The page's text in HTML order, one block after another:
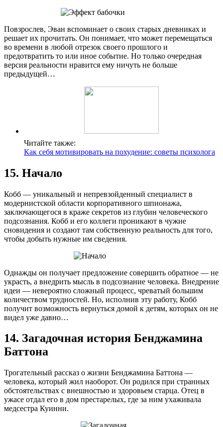
Повзрослев, Эван вспоминает о своих старых дневниках и
решает их прочитать. Он понимает, что может перемещаться
во времени в любой отрезок своего прошлого и
предотвратить то или иное событие. Но только очередная
версия реальности нравится ему ничуть не больше
предыдущей…
Читайте также:
Как себя мотивировать на похудение: советы психолога
15. Начало
Кобб — уникальный и непревзойденный специалист в
модернистской области корпоративного шпионажа,
заключающегося в краже секретов из глубин человеческого
подсознания. Кобб и его коллеги проникают в чужие
сновидения и создают там собственную реальность для того,
чтобы добыть нужные им сведения.
Однажды он получает предложение совершить обратное — не
украсть, а внедрить мысль в подсознание человека. Внедрение
идеи — невероятно сложный процесс, чреватый большим
количеством трудностей. Но, исполнив эту работу, Кобб
получит возможность вернуться домой к детям, которых он не
видел уже давно…
14. Загадочная история Бенджамина
Баттона
Трогательный рассказ о жизни Бенджамина Баттона —
человека, который жил наоборот. Он родился при странных
обстоятельствах с внешностью и здоровьем старца. Отец в
ужасе отдал его в дом престарелых, где за ним ухаживала
медсестра Куинни.